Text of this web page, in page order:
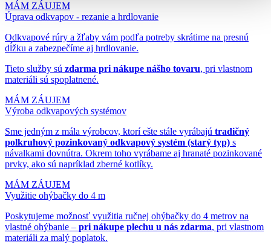
MÁM ZÁUJEM
Úprava odkvapov - rezanie a hrdlovanie
Odkvapové rúry a žľaby vám podľa potreby skrátime na presnú
dĺžku a zabezpečíme aj hrdlovanie.
Tieto služby sú zdarma pri nákupe nášho tovaru, pri vlastnom
materiáli sú spoplatnené.
MÁM ZÁUJEM
Výroba odkvapových systémov
Sme jedným z mála výrobcov, ktorí ešte stále vyrábajú tradičný
polkruhový pozinkovaný odkvapový systém (starý typ) s
návalkami dovnútra. Okrem toho vyrábame aj hranaté pozinkované
prvky, ako sú napríklad zberné kotlíky.
MÁM ZÁUJEM
Využitie ohýbačky do 4 m
Poskytujeme možnosť využitia ručnej ohýbačky do 4 metrov na
vlastné ohýbanie – pri nákupe plechu u nás zdarma, pri vlastnom
materiáli za malý poplatok.